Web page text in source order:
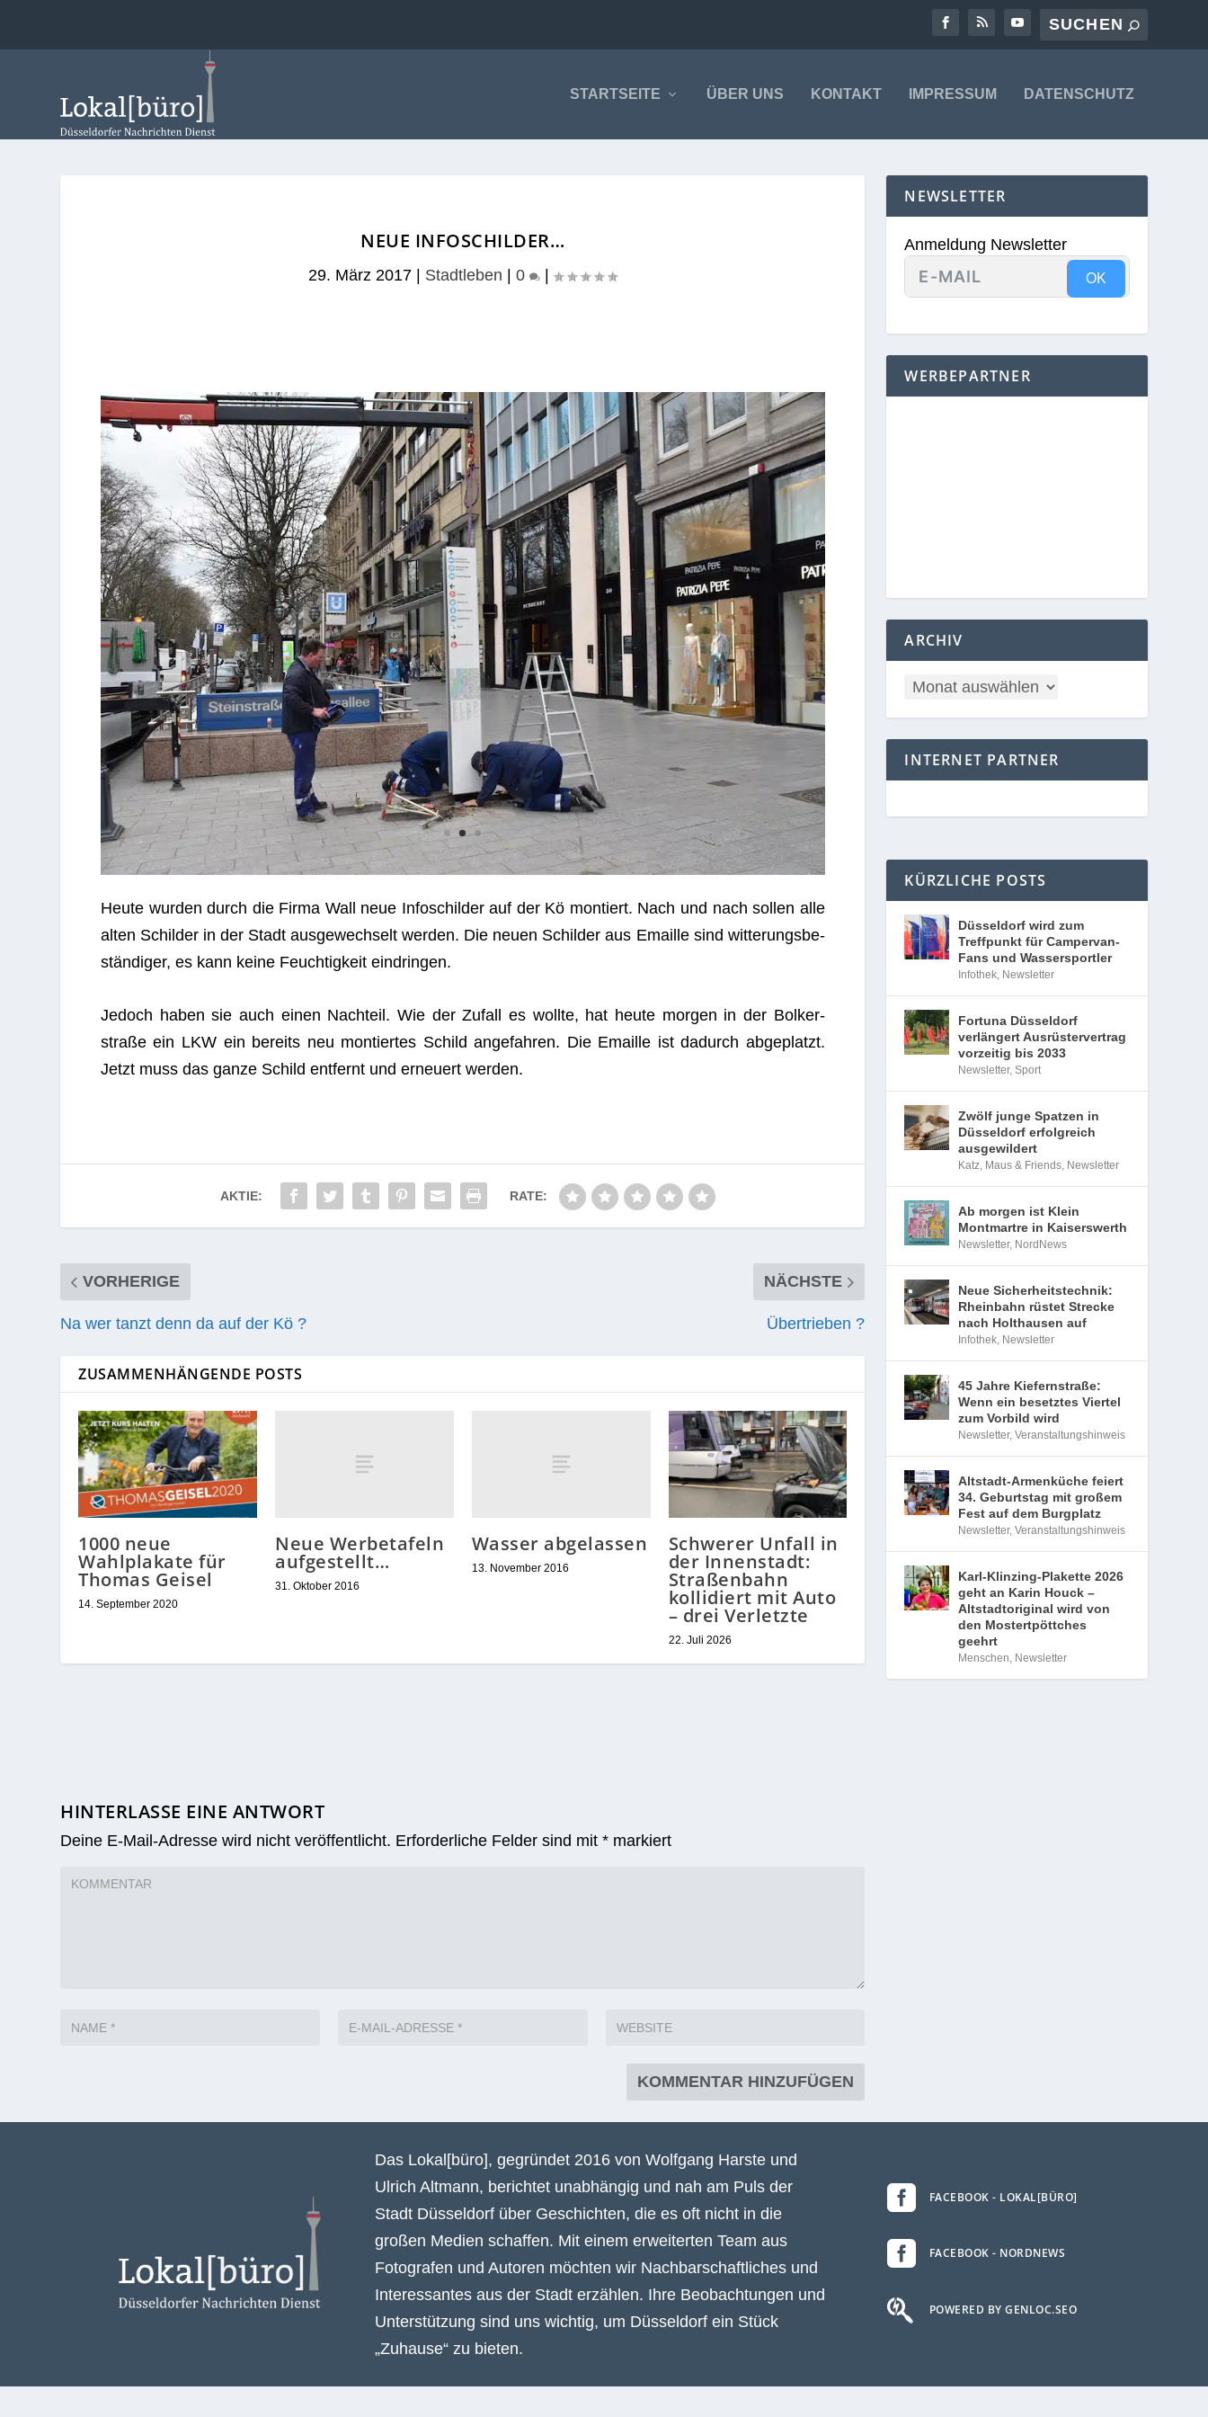
STARTSEITE ÜBER UNS KONTAKT IMPRESSUM DATENSCHUTZ
NEUE INFOSCHILDER…
29. März 2017 Stadtleben |0 |
stän­di­ger, es kann keine Feuch­tig­keit eindringen.
straße ein LKW ein bereits neu mon­tier­tes Schild ange­fah­ren. Die Emaille ist dadurch abge­platzt.
AKTIE:
VORHERIGE
Na wer tanzt denn da auf der Kö ?
NÄCHSTE
Übertrieben ?
ZUSAMMENHÄNGENDE POSTS
Wahlplakate für
Thomas Geisel
14. September 2020
aufgestellt…
kollidiert mit Auto
markiert
NEWSLETTER
Anmeldung Newsletter
OK
WERBEPARTNER
ARCHIV
INTERNET PARTNER
KÜRZLICHE POSTS
Düsseldorf wird zum
Treffpunkt für Campervan-
Fans und Wassersportler
Infothek, Newsletter
Fortuna Düsseldorf
verlängert Ausrüstervertrag
vorzeitig bis 2033
Newsletter,Sport
Zwölf junge Spatzen in
Düsseldorf erfolgreich
ausgewildert
Katz, Maus & Friends, Newsletter
Ab morgen ist Klein
Montmartre in Kaiserswerth
Newsletter, NordNews
Neue Sicherheitstechnik:
Rheinbahn rüstet Strecke
nach Holthausen auf
Infothek, Newsletter
45 Jahre Kiefernstraße:
Wenn ein besetztes Viertel
zum Vorbild wird
Newsletter,Veranstaltungshinweis
Altstadt-Armenküche feiert
34. Geburtstag mit großem
Fest auf dem Burgplatz
Newsletter,Veranstaltungshinweis
Karl-Klinzing-Plakette 2026
geht an Karin Houck –
Altstadtoriginal wird von
den Mostertpöttches
geehrt
Menschen, Newsletter